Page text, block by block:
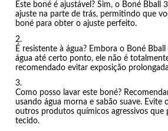
Este boné é ajustável? Sim, o Boné Bball
ajuste na parte de trás, permitindo que
boné para obter o ajuste perfeito.
É resistente à água? Embora o Boné
água até certo ponto, ele não é
recomendado evitar exposição
Como posso lavar este boné?
usando água morna e sabão suave. Evite
outros produtos químicos agressivos que
tecido.